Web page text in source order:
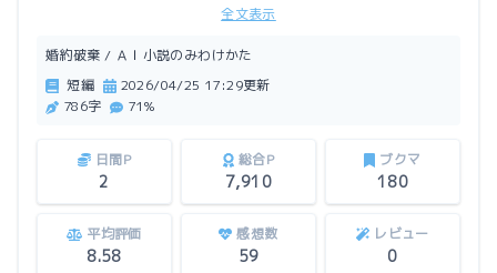
ＡＩ小説の見分け方付き。
この作品はアルファポリスにも掲載しています。
紡里様が、「或る婚約破棄」を読んで「その令嬢は「数
字は嘘を吐かない」と言った。（https://ncode.syos
etu.com/n6184mc/）」という素敵なヒューマンドラ
マを書かれました。ぜひご一読ください。
全文表示
婚約破棄 / ＡＩ小説のみわけかた
短編
2026/04/25 17:29更新
786字
71%
日間P
2
総合P
7,910
ブクマ
180
平均評価
8.58
感想数
59
レビュー
0